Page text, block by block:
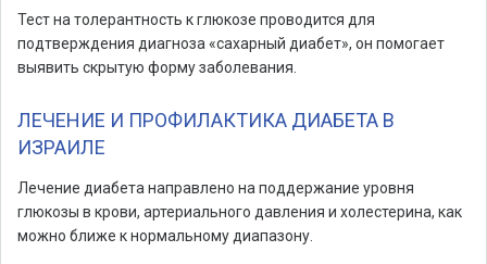
Тест на толерантность к глюкозе проводится для
подтверждения диагноза «сахарный диабет», он помогает
выявить скрытую форму заболевания.
ЛЕЧЕНИЕ И ПРОФИЛАКТИКА ДИАБЕТА В
ИЗРАИЛЕ
Лечение диабета направлено на поддержание уровня
глюкозы в крови, артериального давления и холестерина, как
можно ближе к нормальному диапазону.